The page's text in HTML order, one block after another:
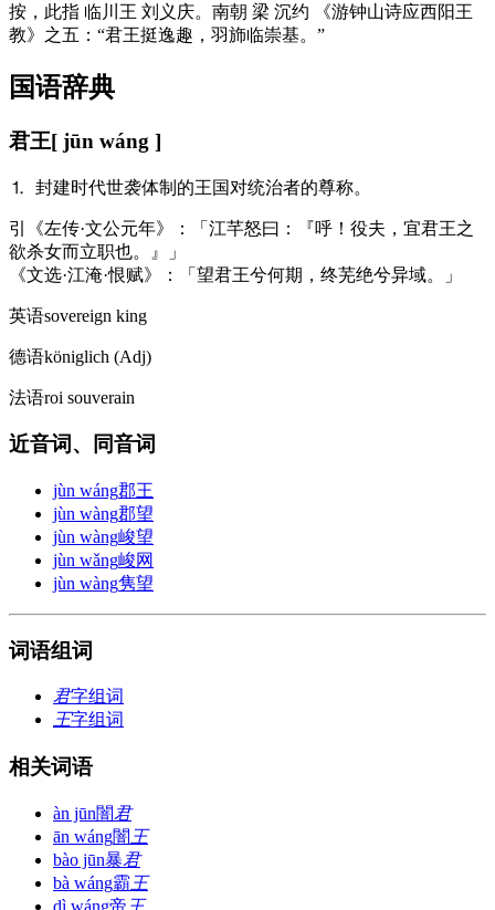
按，此指 临川王 刘义庆。南朝 梁 沉约 《游钟山诗应西阳王
教》之五：“君王挺逸趣，羽斾临崇基。”
国语辞典
君王[ jūn wáng ]
⒈ 封建时代世袭体制的王国对统治者的尊称。
引
《左传·文公元年》：「江芊怒曰：『呼！役夫，宜君王之
欲杀女而立职也。』」
《文选·江淹·恨赋》：「望君王兮何期，终芜绝兮异域。」
英语sovereign king
德语königlich (Adj)​
法语roi souverain
近音词、同音词
jùn wáng郡王
jùn wàng郡望
jùn wàng峻望
jùn wǎng峻网
jùn wàng隽望
词语组词
君字组词
王字组词
相关词语
àn jūn闇君
ān wáng闇 王
bào jūn暴君
bà wáng霸 王
dì wáng帝 王